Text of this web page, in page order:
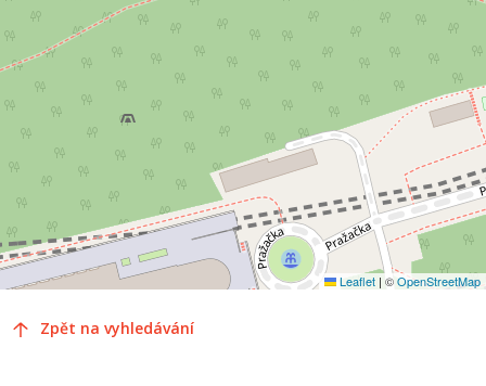
Leaflet | ©OpenStreetMap
Zpět na vyhledávání